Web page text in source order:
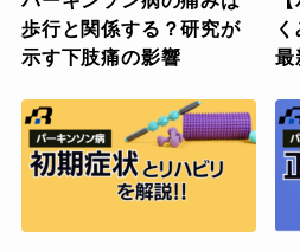
歩行と関係する？研究が
示す下肢痛の影響
最